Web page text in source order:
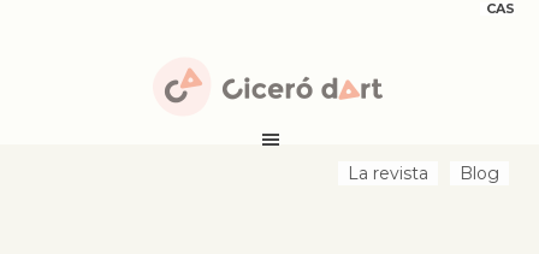
Blog
La revista
CAS